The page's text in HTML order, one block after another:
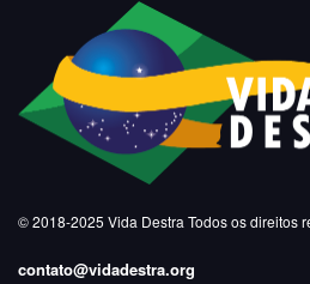
© 2018-2025 Vida Destra Todos os direitos
contato@vidadestra.org